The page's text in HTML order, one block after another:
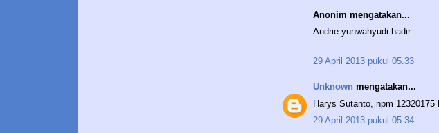
Anonim mengatakan...
Andrie yunwahyudi hadir
29 April 2013 pukul 05.33
Unknown mengatakan...
Harys Sutanto, npm 12320175
29 April 2013 pukul 05.34